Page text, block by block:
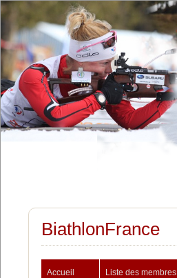
BiathlonFrance
Accueil Liste des membres